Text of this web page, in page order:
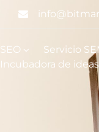
SEO Servicio
Incubadora de ideas